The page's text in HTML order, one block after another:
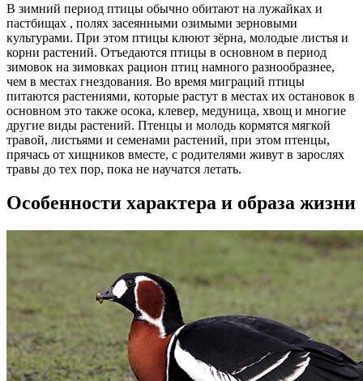
В зимний период птицы обычно обитают на лужайках и
пастбищах , полях засеянными озимыми зерновыми
культурами. При этом птицы клюют зёрна, молодые листья и
корни растений. Отъедаются птицы в основном в период
зимовок на зимовках рацион птиц намного разнообразнее,
чем в местах гнездования. Во время миграций птицы
питаются растениями, которые растут в местах их остановок в
основном это также осока, клевер, медуница, хвощ и многие
другие виды растений. Птенцы и молодь кормятся мягкой
травой, листьями и семенами растений, при этом птенцы,
прячась от хищников вместе, с родителями живут в зарослях
травы до тех пор, пока не научатся летать.
Особенности характера и образа жизни